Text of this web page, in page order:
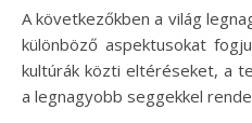
A következőkben a világ
különböző aspektusokat
kultúrák közti eltéréseket, a
a legnagyobb seggekkel